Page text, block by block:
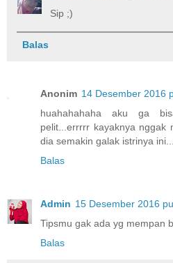
Sip ;)
Balas
Anonim 14 Desember 2016
huahahahaha aku ga
pelit...errrrr kayaknya nggak
dia semakin galak istrinya
Balas
Admin 15 Desember 2016
Tipsmu gak ada yg mempan
Balas